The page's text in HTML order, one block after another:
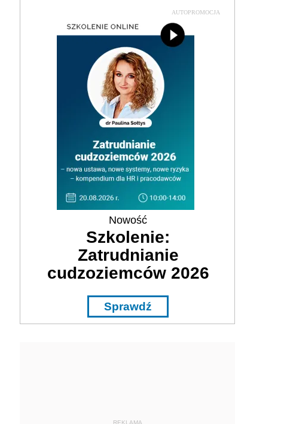
AUTOPROMOCJA
Nowość
Szkolenie:
Zatrudnianie
cudzoziemców 2026
Sprawdź
REKLAMA